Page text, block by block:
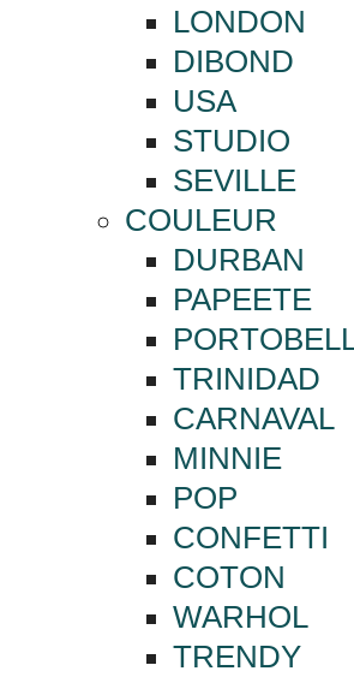
LONDON
DIBOND
USA
STUDIO
SEVILLE
COULEUR
DURBAN
PAPEETE
TRINIDAD
CARNAVAL
MINNIE
POP
CONFETTI
COTON
WARHOL
TRENDY